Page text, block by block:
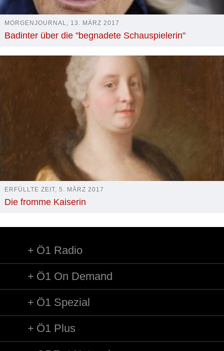
MORGENJOURNAL, 13. MÄRZ 2017
Badinter über die "begnadete Schauspielerin"
ERFÜLLTE ZEIT, 5. MÄRZ 2017
Die fromme Kaiserin
Ö1 Radio
Ö1 On Demand
Ö1 Spezial
Ö1 Plus